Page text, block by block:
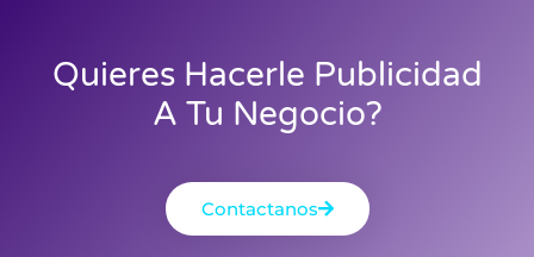
Quieres Hacerle Publicidad
A Tu Negocio?
Contactanos